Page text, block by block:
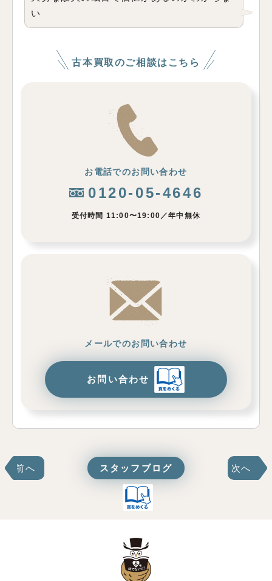
い
古本買取のご相談はこちら
お電話でのお問い合わせ
0120-05-4646
受付時間 11:00〜19:00／年中無休
メールでのお問い合わせ
お問い合わせ
前へ スタッフブログ 次へ